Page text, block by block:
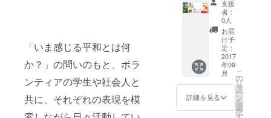
「いま感じる平和とは何
か？」の問いのもと、ボラ
ンティアの学生や社会人と
共に、それぞれの表現を模
じ方は様々
「いま感じ
る平和とは
何か？」の
問いのも
と、ボラン
ティアの学
※備考欄
に記載
がない
場合
は、代
筆させ
ていた
だきま
すの
で、ご
名前を
代筆さ
せてい
ただき
ます。
（ニッ
クネー
ム不
可） 献
花の署
名を希
望され
支援
者：
0人
お届
け予
定：
2017
年09
月
詳細を見る
こ
の
リ
タ
ー
ン
を
選
択